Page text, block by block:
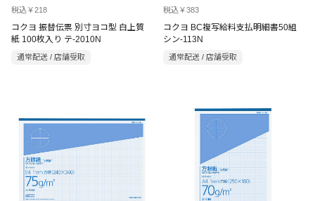
税込￥218
コクヨ 振替伝票 別寸ヨコ型 白上質
紙 100枚入り テ-2010N
通常配送 / 店舗受取
税込￥383
コクヨ BC複写給料支払明細書50組
シン-113N
通常配送 / 店舗受取